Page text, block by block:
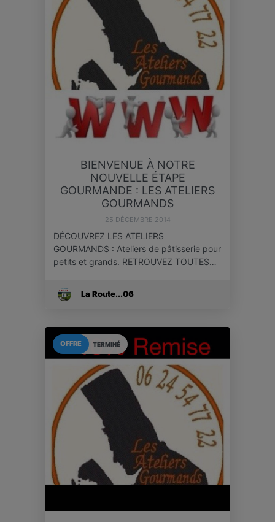
BIENVENUE À NOTRE
NOUVELLE ÉTAPE
GOURMANDE : LES ATELIERS
GOURMANDS
25 DÉCEMBRE 2014
DÉCOUVREZ LES ATELIERS
GOURMANDS : Ateliers de pâtisserie pour
petits et grands. RETROUVEZ TOUTES…
La Route...06
TERMINÉ
OFFRE